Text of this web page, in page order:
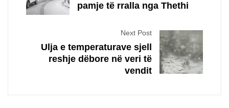
pamje të rralla nga Thethi
Next Post
Ulja e temperaturave sjell
reshje dëbore në veri të
vendit